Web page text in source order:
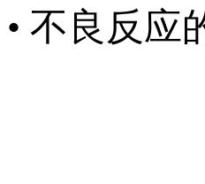
• 不良反应